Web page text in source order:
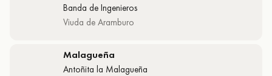
Banda de Ingenieros
Viuda de Aramburo
Malagueña
Antoñita la Malagueña